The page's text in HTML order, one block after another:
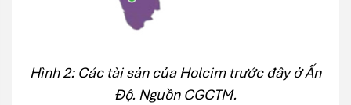
Hình 2: Các tài sản của Holcim trước đây ở Ấn
Độ. Nguồn CGCTM.